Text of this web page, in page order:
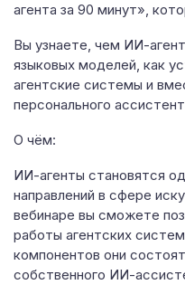
агента за 90 минут»,
Вы узнаете, чем ИИ-
языковых моделей, как
агентские системы и
персонального
О чём:
ИИ-агенты становятся
направлений в сфере
вебинаре вы сможете
работы агентских
компонентов они
собственного ИИ-